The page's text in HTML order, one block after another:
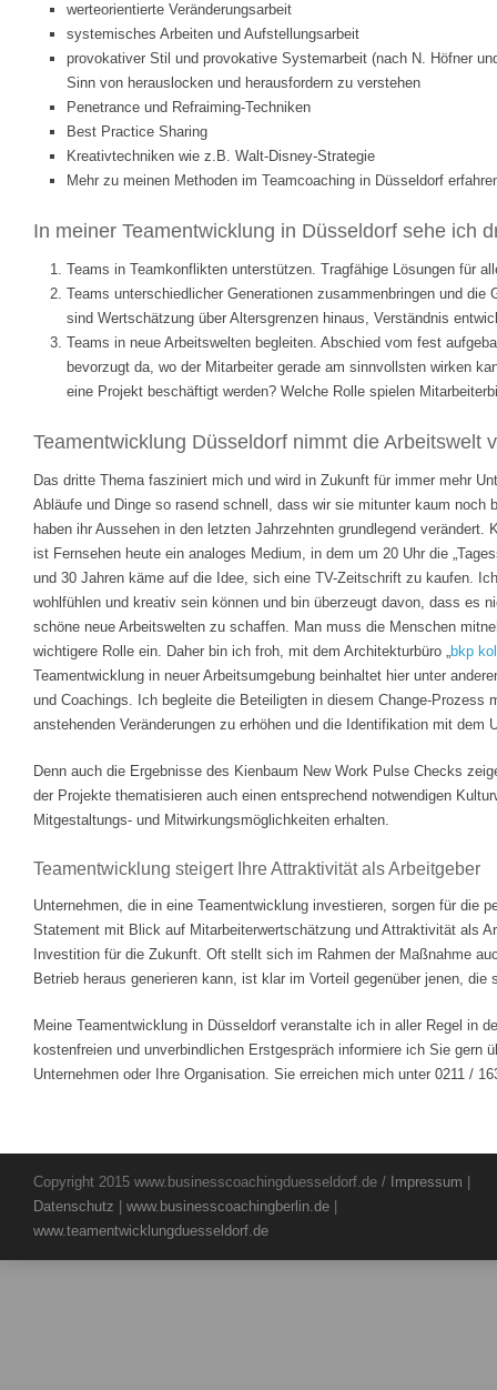
werteorientierte Veränderungsarbeit
systemisches Arbeiten und Aufstellungsarbeit
provokativer Stil und provokative Systemarbeit (nach N. Höfner
Sinn von herauslocken und herausfordern zu verstehen
Penetrance und Refraiming-Techniken
Best Practice Sharing
Kreativtechniken wie z.B. Walt-Disney-Strategie
Mehr zu meinen Methoden im Teamcoaching in Düsseldorf
In meiner Teamentwicklung in Düsseldorf sehe ich
Teams in Teamkonflikten unterstützen. Tragfähige Lösungen für
Teams unterschiedlicher Generationen zusammenbringen und
sind Wertschätzung über Altersgrenzen hinaus, Verständnis
Teams in neue Arbeitswelten begleiten. Abschied vom fest
bevorzugt da, wo der Mitarbeiter gerade am sinnvollsten wirken
eine Projekt beschäftigt werden? Welche Rolle spielen
Teamentwicklung Düsseldorf nimmt die Arbeitswelt
Das dritte Thema fasziniert mich und wird in Zukunft für immer mehr
Abläufe und Dinge so rasend schnell, dass wir sie mitunter kaum
haben ihr Aussehen in den letzten Jahrzehnten grundlegend
ist Fernsehen heute ein analoges Medium, in dem um 20 Uhr die
und 30 Jahren käme auf die Idee, sich eine TV-Zeitschrift zu kaufen.
wohlfühlen und kreativ sein können und bin überzeugt davon, dass es
schöne neue Arbeitswelten zu schaffen. Man muss die Menschen
wichtigere Rolle ein. Daher bin ich froh, mit dem Architekturbüro „bkp
Teamentwicklung in neuer Arbeitsumgebung beinhaltet hier unter
und Coachings. Ich begleite die Beteiligten in diesem Change-
anstehenden Veränderungen zu erhöhen und die Identifikation mit dem
Denn auch die Ergebnisse des Kienbaum New Work Pulse Checks
der Projekte thematisieren auch einen entsprechend notwendigen
Mitgestaltungs- und Mitwirkungsmöglichkeiten erhalten.
Teamentwicklung steigert Ihre Attraktivität als Arbeitgeber
Unternehmen, die in eine Teamentwicklung investieren, sorgen für die
Statement mit Blick auf Mitarbeiterwertschätzung und Attraktivität als
Investition für die Zukunft. Oft stellt sich im Rahmen der Maßnahme
Betrieb heraus generieren kann, ist klar im Vorteil gegenüber jenen,
Meine Teamentwicklung in Düsseldorf veranstalte ich in aller Regel in
kostenfreien und unverbindlichen Erstgespräch informiere ich Sie gern
Unternehmen oder Ihre Organisation. Sie erreichen mich unter 0211 /
Copyright 2015 www.businesscoachingduesseldorf.de / Impressum
Datenschutz
www.businesscoachingberlin.de
www.teamentwicklungduesseldorf.de